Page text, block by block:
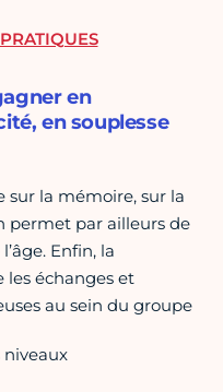
en
en souplesse
sur la mémoire, sur la
permet par ailleurs de
Enfin, la
les échanges et
au sein du groupe
niveaux